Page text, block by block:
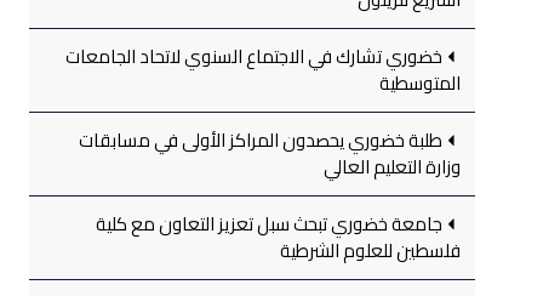
خضوري تشارك في الاجتماع السنوي لاتحاد الجامعات
المتوسطية
طلبة خضوري يحصدون المراكز الأولى في مسابقات
وزارة التعليم العالي
جامعة خضوري تبحث سبل تعزيز التعاون مع كلية
فلسطين للعلوم الشرطية